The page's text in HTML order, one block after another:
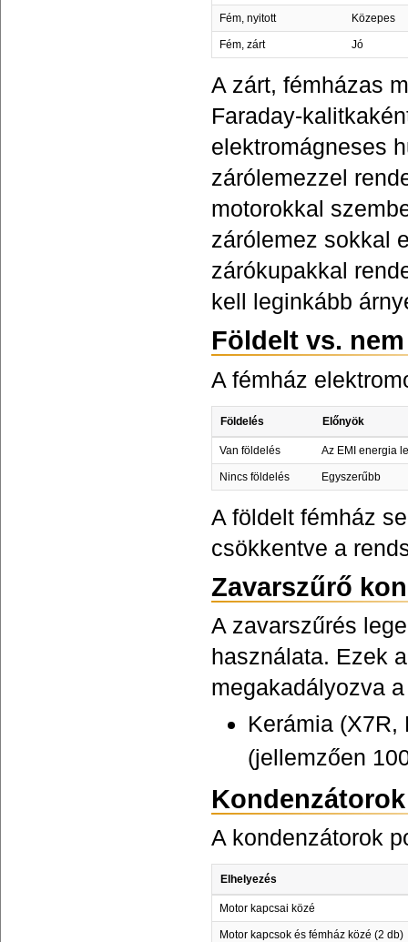
Fém, nyitott Közepes
Fém, zárt Jó
A zárt, fémházas
Faraday-
elektromágneses
zárólemezzel
motorokkal
zárólemez sokkal
zárókupakkal
kell leginkább
Földelt vs.
A fémház
Földelés Előnyök
Van földelés Az EMI energia
Nincs földelés Egyszerűbb
A földelt fémház
csökkentve a
Zavarszűrő
A zavarszűrés
használata. Ezek
megakadályozva
Kerámia
(jellemzően
A kondenzátorok
Elhelyezés
Motor kapcsai közé
Motor kapcsok és fémház közé (2 db)